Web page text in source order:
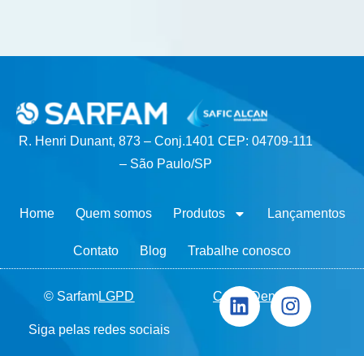
© SarfamLGPD Canal Denúncia
Siga pelas redes sociais
R. Henri Dunant, 873 – Conj.1401 CEP: 04709-111
– São Paulo/SP
Home Quem somos Produtos Lançamentos
Contato Blog Trabalhe conosco